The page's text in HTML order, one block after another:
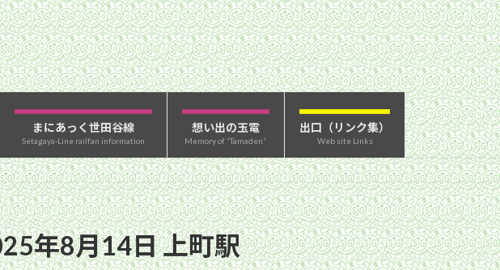
まにあっく世田谷線
Setagaya-Line railfan information
想い出の玉電
Memory of “Tamaden”
出口（リンク集）
Web site Links
年8月14日 上町駅